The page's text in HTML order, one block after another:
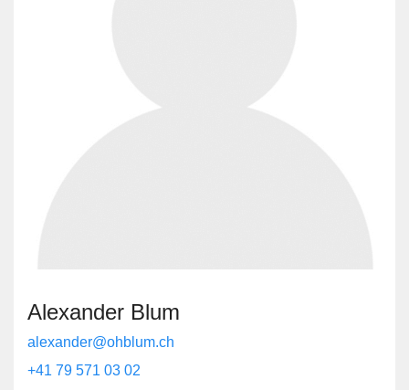
Alexander Blum
alexander@ohblum.ch
+41 79 571 03 02